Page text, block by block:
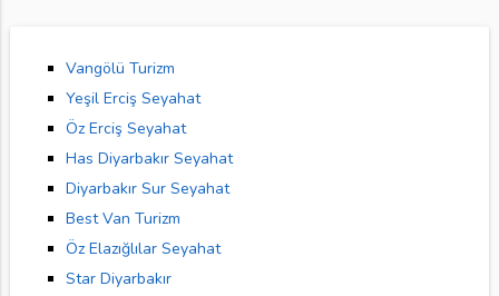
Vangölü Turizm
Yeşil Erciş Seyahat
Öz Erciş Seyahat
Has Diyarbakır Seyahat
Diyarbakır Sur Seyahat
Best Van Turizm
Öz Elazığlılar Seyahat
Star Diyarbakır